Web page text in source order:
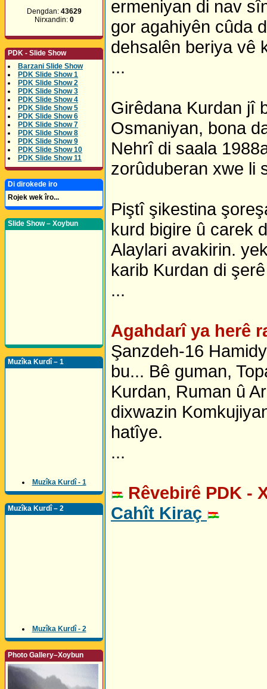
Dengdan: 43629
Nirxandin: 0
PDK - Slide Show
Barzani Slide Show
PDK Slide Show 1
PDK Slide Show 2
PDK Slide Show 3
PDK Slide Show 4
PDK Slide Show 5
PDK Slide Show 6
PDK Slide Show 7
PDK Slide Show 8
PDK Slide Show 9
PDK Slide Show 10
PDK Slide Show 11
Di dirokede iro
Rojek wek îro...
Slide Show – Xoybun
Muzîka Kurdî – 1
Muzîka Kurdî - 1
Muzîka Kurdî – 2
Muzîka Kurdî - 2
Photo Gallery–Xoybun
ermeniyan di nav
gor agahiyên cûda
dehsalên beriya vê
...
Girêdana Kurdan jî
Osmaniyan, bona
Nehrî di saala
zorûduberan xwe li
Piştî şikestina
kurd bigire û carek
Alaylari avakirin.
karib Kurdan di
...
Agahdarî ya herê
Şanzdeh-16
bu... Bê guman,
Kurdan, Ruman û
dixwazin
hatîye.
...
Rêvebirê PDK -
Cahît Kiraç